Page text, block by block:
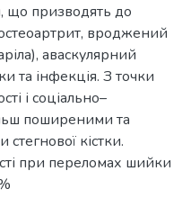
призводять до
вроджений
аваскулярний
та інфекція. З точки
і соціально–
поширеними та
кістки.
при переломах шийки